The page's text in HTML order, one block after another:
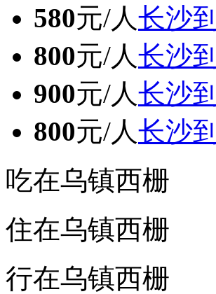
580元/人长沙
800元/人长沙
900元/人长沙
800元/人长沙
吃在乌镇西栅
住在乌镇西栅
行在乌镇西栅